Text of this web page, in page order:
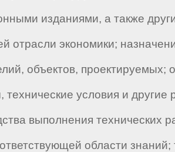
изданиями, а также
отрасли экономики;
объектов,
технические условия и
выполнения технических
области